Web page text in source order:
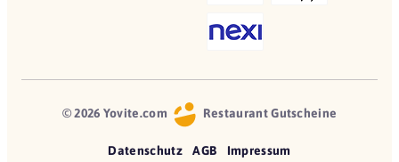
© 2026 Yovite.com Restaurant Gutscheine
Datenschutz AGB Impressum